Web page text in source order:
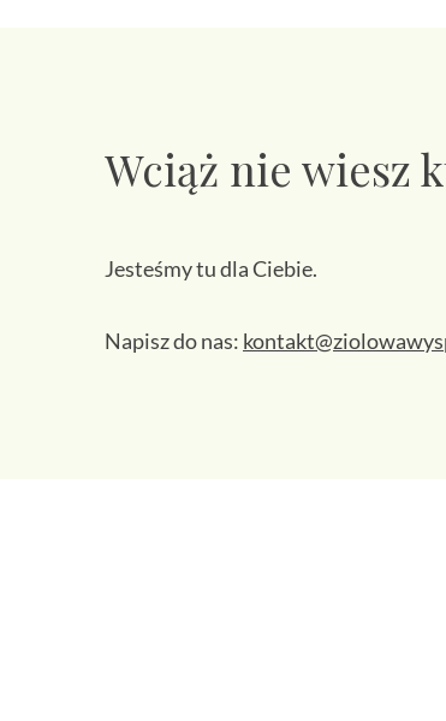
Wciąż nie wiesz
Jesteśmy tu dla Ciebie.
Napisz do nas: